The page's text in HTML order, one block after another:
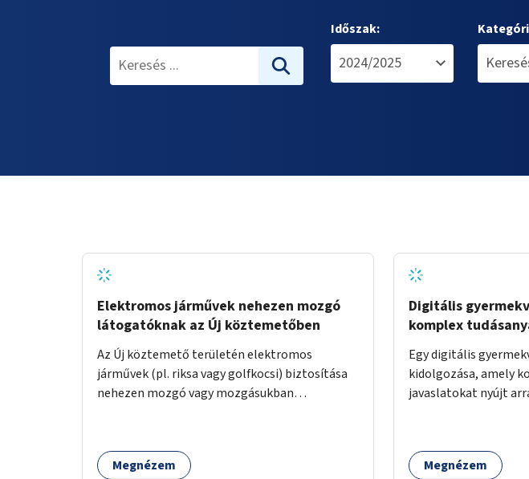
Időszak:
Elektromos járművek nehezen mozgó
látogatóknak az Új köztemetőben
Az Új köztemető területén elektromos
járművek (pl. riksa vagy golfkocsi) biztosítása
nehezen mozgó vagy mozgásukban
közlekednének.
Megnézem
Digitális
komplex
Egy digitális
kidolgozása, amely
javaslatokat nyújt
használatát.
Megnézem